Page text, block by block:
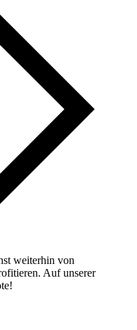
weiterhin von
Auf unserer